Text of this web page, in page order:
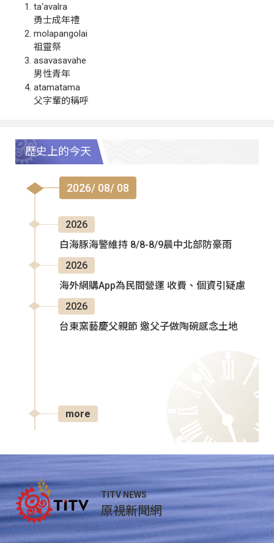
ta‘avalra
勇士成年禮
molapangolai
祖靈祭
asavasavahe
男性青年
atamatama
父字輩的稱呼
歷史上的今天
2026/ 08/ 08
2026
白海豚海警維持 8/8-8/9晨中北部防豪雨
2026
海外網購App為民間營運 收費、個資引疑慮
2026
台東窯藝慶父親節 邀父子做陶碗感念土地
more
TITV NEWS
原視新聞網